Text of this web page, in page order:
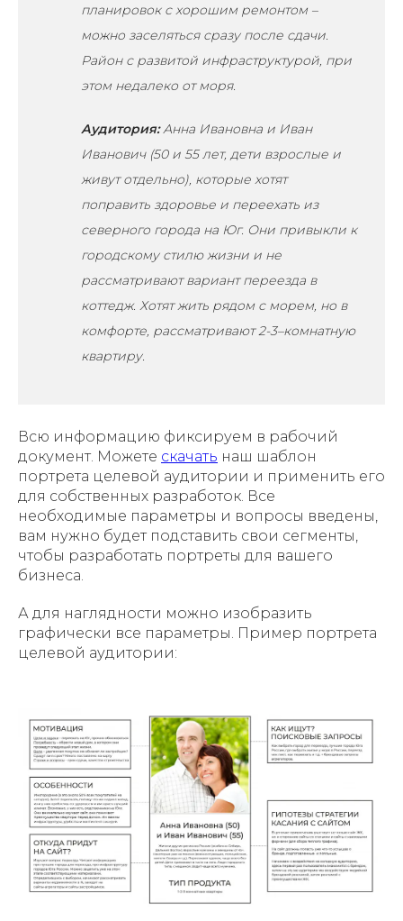
планировок с хорошим ремонтом –
можно заселяться сразу после сдачи.
Район с развитой инфраструктурой, при
этом недалеко от моря.
Аудитория:Анна Ивановна и Иван
Иванович (50 и 55 лет, дети взрослые и
живут отдельно), которые хотят
поправить здоровье и переехать из
северного города на Юг. Они привыкли к
городскому стилю жизни и не
рассматривают вариант переезда в
коттедж. Хотят жить рядом с морем, но в
комфорте, рассматривают 2-3–комнатную
квартиру.
Всю информацию фиксируем в рабочий
документ. Можете скачать наш шаблон
портрета целевой аудитории и применить его
для собственных разработок. Все
необходимые параметры и вопросы введены,
вам нужно будет подставить свои сегменты,
чтобы разработать портреты для вашего
бизнеса.
А для наглядности можно изобразить
графически все параметры. Пример портрета
целевой аудитории: